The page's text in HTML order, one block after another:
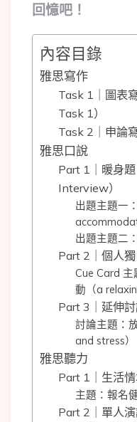
回憶吧！
內容目錄
雅思寫作
Task 1｜圖表
Task 1）
Task 2｜申論
雅思口說
Part 1｜暖身
Interview）
出題主題一
出題主題二
Part 2｜個人獨
Cue Card
動（a
Part 3｜延伸討
討論主題：
and stress）
雅思聽力
Part 1｜生活
主題：報名
Part 2｜單人演